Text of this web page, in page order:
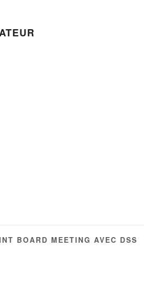
BOARD MEETING AVEC DSS